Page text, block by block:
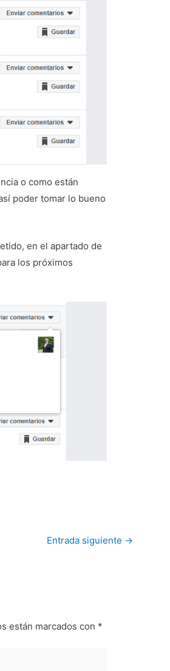
o como están
poder tomar lo bueno
en el apartado de
los próximos
Entrada siguiente →
están marcados con *